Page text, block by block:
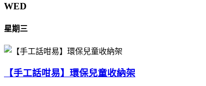
WED
星期三
【手工話咁易】環保兒童收納架